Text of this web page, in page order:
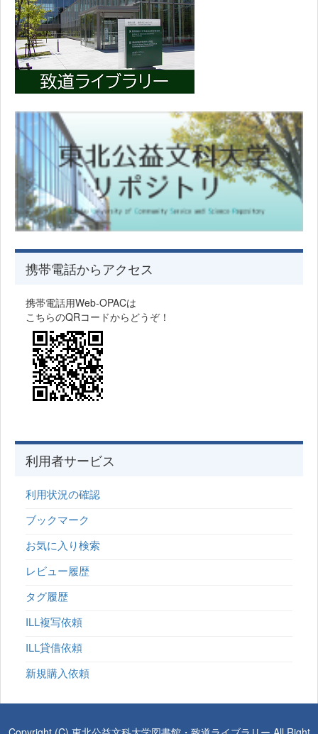
携帯電話からアクセス
携帯電話用Web-OPACは
こちらのQRコードからどうぞ！
利用者サービス
利用状況の確認
ブックマーク
お気に入り検索
レビュー履歴
タグ履歴
ILL複写依頼
ILL貸借依頼
新規購入依頼